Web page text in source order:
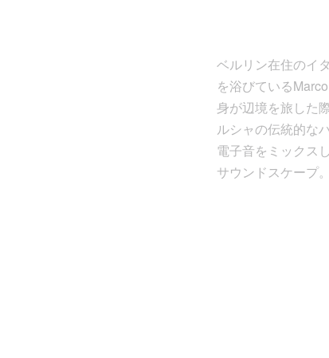
ベルリン在住のイ
を浴びている
身が辺境を旅した
ルシャの伝統的な
電子音をミックス
サウンドスケープ